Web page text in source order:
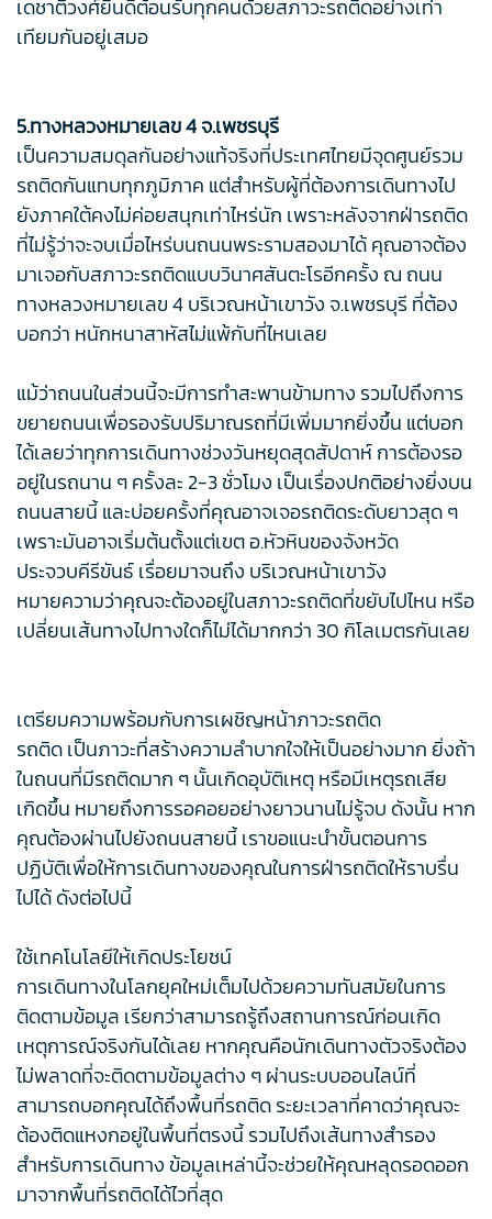
เดชาติวงศ์ยินดีต้อนรับทุกคนด้วยสภาวะรถติดอย่างเท่า
เทียมกันอยู่เสมอ
5.ทางหลวงหมายเลข 4 จ.เพชรบุรี
เป็นความสมดุลกันอย่างแท้จริงที่ประเทศไทยมีจุดศูนย์รวม
รถติดกันแทบทุกภูมิภาค แต่สำหรับผู้ที่ต้องการเดินทางไป
ยังภาคใต้คงไม่ค่อยสนุกเท่าไหร่นัก เพราะหลังจากฝ่ารถติด
ที่ไม่รู้ว่าจะจบเมื่อไหร่บนถนนพระรามสองมาได้ คุณอาจต้อง
มาเจอกับสภาวะรถติดแบบวินาศสันตะโรอีกครั้ง ณ ถนน
ทางหลวงหมายเลข 4 บริเวณหน้าเขาวัง จ.เพชรบุรี ที่ต้อง
บอกว่า หนักหนาสาหัสไม่แพ้กับที่ไหนเลย
แม้ว่าถนนในส่วนนี้จะมีการทำสะพานข้ามทาง รวมไปถึงการ
ขยายถนนเพื่อรองรับปริมาณรถที่มีเพิ่มมากยิ่งขึ้น แต่บอก
ได้เลยว่าทุกการเดินทางช่วงวันหยุดสุดสัปดาห์ การต้องรอ
อยู่ในรถนาน ๆ ครั้งละ 2-3 ชั่วโมง เป็นเรื่องปกติอย่างยิ่งบน
ถนนสายนี้ และบ่อยครั้งที่คุณอาจเจอรถติดระดับยาวสุด ๆ
เพราะมันอาจเริ่มต้นตั้งแต่เขต อ.หัวหินของจังหวัด
ประจวบคีรีขันธ์ เรื่อยมาจนถึง บริเวณหน้าเขาวัง
หมายความว่าคุณจะต้องอยู่ในสภาวะรถติดที่ขยับไปไหน หรือ
เปลี่ยนเส้นทางไปทางใดก็ไม่ได้มากกว่า 30 กิโลเมตรกันเลย
เตรียมความพร้อมกับการเผชิญหน้าภาวะรถติด
รถติด เป็นภาวะที่สร้างความลำบากใจให้เป็นอย่างมาก ยิ่งถ้า
ในถนนที่มีรถติดมาก ๆ นั้นเกิดอุบัติเหตุ หรือมีเหตุรถเสีย
เกิดขึ้น หมายถึงการรอคอยอย่างยาวนานไม่รู้จบ ดังนั้น หาก
คุณต้องผ่านไปยังถนนสายนี้ เราขอแนะนำขั้นตอนการ
ปฏิบัติเพื่อให้การเดินทางของคุณในการฝ่ารถติดให้ราบรื่น
ไปได้ ดังต่อไปนี้
ใช้เทคโนโลยีให้เกิดประโยชน์
การเดินทางในโลกยุคใหม่เต็มไปด้วยความทันสมัยในการ
ติดตามข้อมูล เรียกว่าสามารถรู้ถึงสถานการณ์ก่อนเกิด
เหตุการณ์จริงกันได้เลย หากคุณคือนักเดินทางตัวจริงต้อง
ไม่พลาดที่จะติดตามข้อมูลต่าง ๆ ผ่านระบบออนไลน์ที่
สามารถบอกคุณได้ถึงพื้นที่รถติด ระยะเวลาที่คาดว่าคุณจะ
ต้องติดแหงกอยู่ในพื้นที่ตรงนี้ รวมไปถึงเส้นทางสำรอง
สำหรับการเดินทาง ข้อมูลเหล่านี้จะช่วยให้คุณหลุดรอดออก
มาจากพื้นที่รถติดได้ไวที่สุด